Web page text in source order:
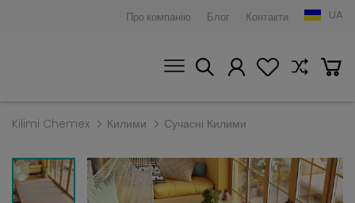
Про компанію Блог Контакти UA
Kilimi Chemex Килими Сучасні Килими